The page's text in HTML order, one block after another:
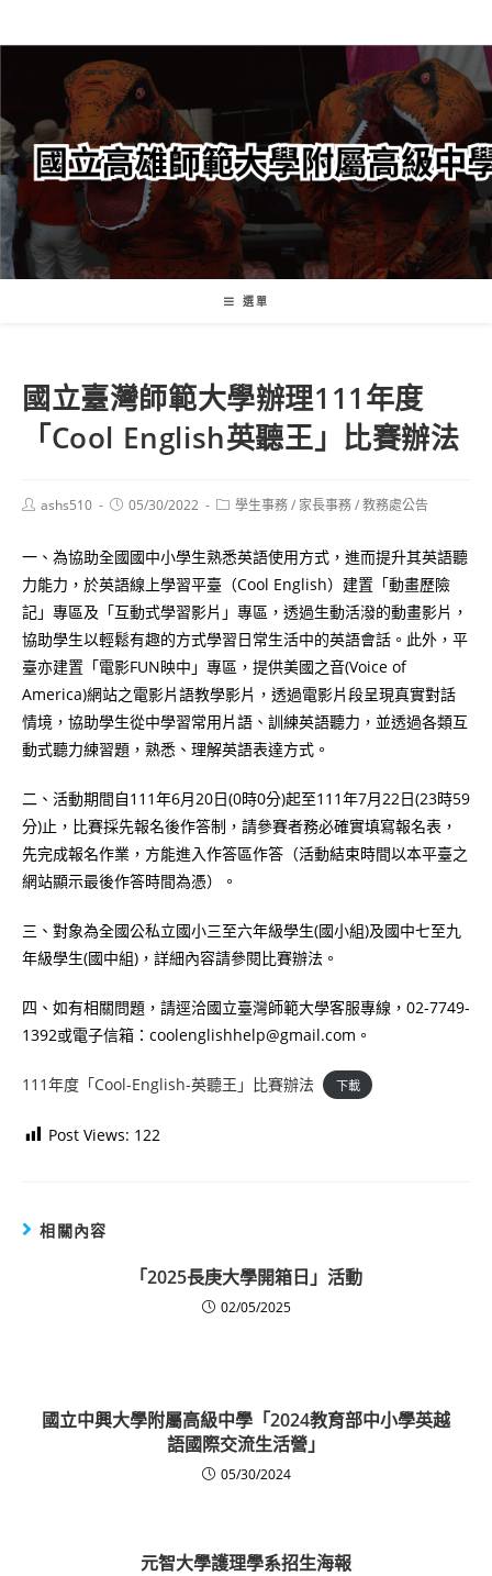
轉
要
內
容
選單
國立臺灣師範大學辦理111年度
「Cool English英聽王」比賽辦法
Postashs510
Post05/30/2022
Post學生事務/ 家長事務/教務處公告
一、為協助全國國中小學生熟悉英語使用方式，進而提升其英語聽
力能力，於英語線上學習平臺（Cool English）建置「動畫歷險
記」專區及「互動式學習影片」專區，透過生動活潑的動畫影片，
協助學生以輕鬆有趣的方式學習日常生活中的英語會話。此外，平
臺亦建置「電影FUN映中」專區，提供美國之音(Voice of
America)網站之電影片語教學影片，透過電影片段呈現真實對話
情境，協助學生從中學習常用片語、訓練英語聽力，並透過各類互
動式聽力練習題，熟悉、理解英語表達方式。
二、活動期間自111年6月20日(0時0分)起至111年7月22日(23時59
分)止，比賽採先報名後作答制，請參賽者務必確實填寫報名表，
先完成報名作業，方能進入作答區作答（活動結束時間以本平臺之
網站顯示最後作答時間為憑）。
三、對象為全國公私立國小三至六年級學生(國小組)及國中七至九
年級學生(國中組)，詳細內容請參閱比賽辦法。
四、如有相關問題，請逕洽國立臺灣師範大學客服專線，02-7749-
1392或電子信箱：coolenglishhelp@gmail.com。
111年度「Cool-English-英聽王」比賽辦法 下載
Post Views: 122
相關內容
「2025長庚大學開箱日」活動
02/05/2025
國立中興大學附屬高級中學「2024教育部中小學英越
語國際交流生活營」
05/30/2024
元智大學護理學系招生海報